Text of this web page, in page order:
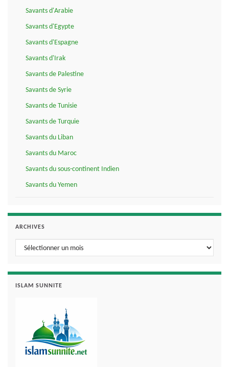
Savants d'Arabie
Savants d'Egypte
Savants d'Espagne
Savants d'Irak
Savants de Palestine
Savants de Syrie
Savants de Tunisie
Savants de Turquie
Savants du Liban
Savants du Maroc
Savants du sous-continent Indien
Savants du Yemen
ARCHIVES
Archives
ISLAM SUNNITE